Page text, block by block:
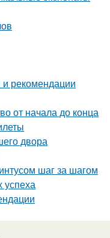
и рекомендации
от начала до конца
двора
шаг за шагом
успеха